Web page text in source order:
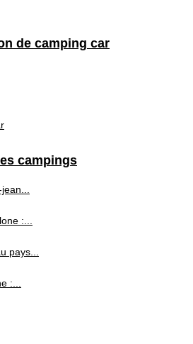
de camping car
campings
:...
pays...
:...